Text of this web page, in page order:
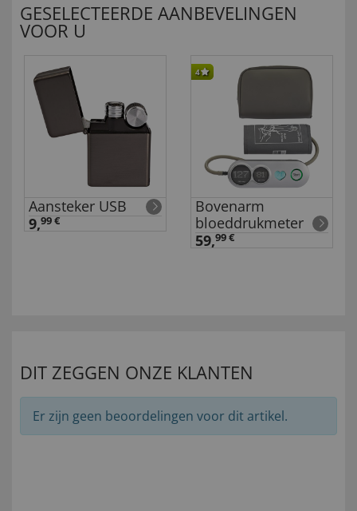
GESELECTEERDE AANBEVELINGEN
VOOR U
Aansteker USB
9,99 €
4
Bovenarm
bloeddrukmeter
59,99 €
DIT ZEGGEN ONZE KLANTEN
Er zijn geen beoordelingen voor dit artikel.